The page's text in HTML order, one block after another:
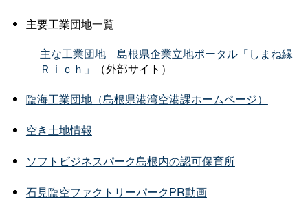
主要工業団地一覧
主な工業団地 島根県企業立地ポータル「しまね縁
Ｒｉｃｈ」
（外部サイト）
臨海工業団地（島根県港湾空港課ホームページ）
空き土地情報
ソフトビジネスパーク島根内の認可保育所
石見臨空ファクトリーパークPR動画